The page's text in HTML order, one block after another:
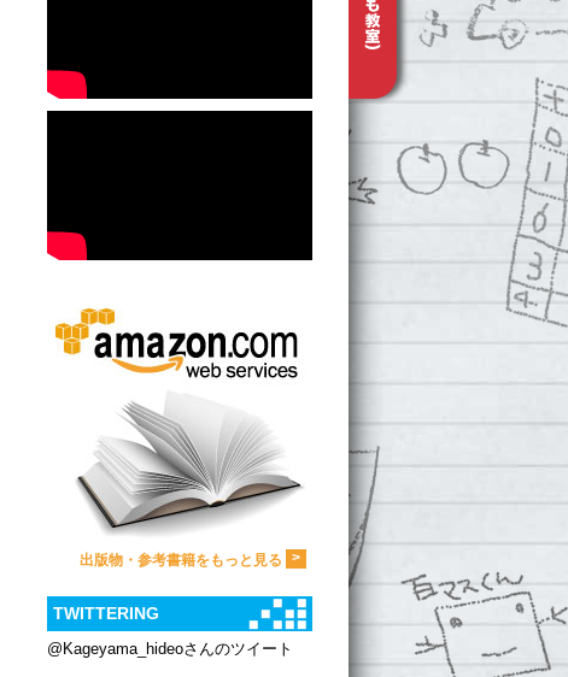
出版物・参考書籍をもっと見る >
TWITTERING
@Kageyama_hideoさんのツイート